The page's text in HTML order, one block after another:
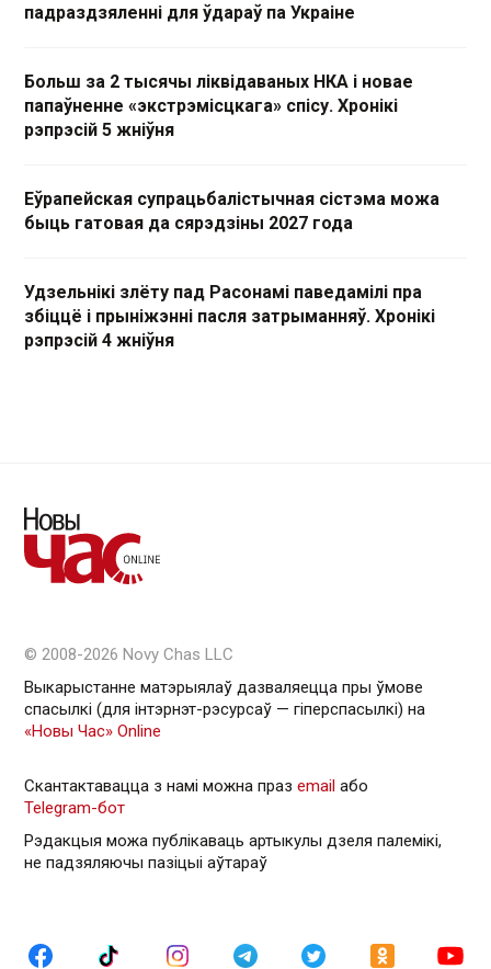
падраздзяленні для ўдараў па Украіне
Больш за 2 тысячы ліквідаваных НКА і новае
папаўненне «экстрэмісцкага» спісу. Хронікі
рэпрэсій 5 жніўня
Еўрапейская супрацьбалістычная сістэма можа
быць гатовая да сярэдзіны 2027 года
Удзельнікі злёту пад Расонамі паведамілі пра
збіццё і прыніжэнні пасля затрыманняў. Хронікі
рэпрэсій 4 жніўня
© 2008-2026 Novy Chas LLC
Выкарыстанне матэрыялаў дазваляецца пры ўмове
спасылкі (для інтэрнэт-рэсурсаў — гiперспасылкi) на
«Новы Час» Online
Скантактавацца з намі можна праз email або
Telegram-бот
Рэдакцыя можа публікаваць артыкулы дзеля палемікі,
не падзяляючы пазіцыі аўтараў